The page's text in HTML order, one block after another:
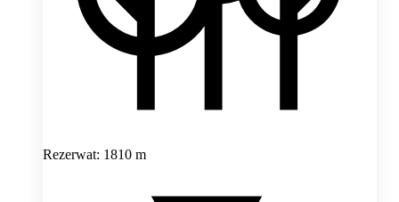
Rezerwat: 1810 m